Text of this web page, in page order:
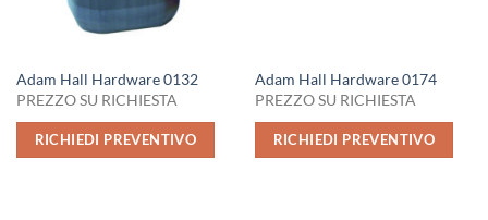
Adam Hall Hardware 0132
PREZZO SU RICHIESTA
RICHIEDI PREVENTIVO
Adam Hall Hardware 0174
PREZZO SU RICHIESTA
RICHIEDI PREVENTIVO